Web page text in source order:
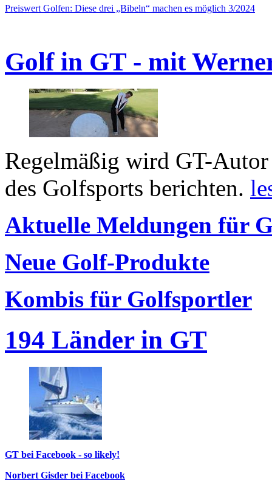
Preiswert Golfen: Diese drei „Bibeln“ machen es möglich 3/2024
Golf in GT - mit
Regelmäßig wird GT-
des Golfsports berichten.
Aktuelle Meldungen für
Neue Golf-Produkte
Kombis für Golfsportler
194 Länder in GT
GT bei Facebook - so likely!
Norbert Gisder bei Facebook